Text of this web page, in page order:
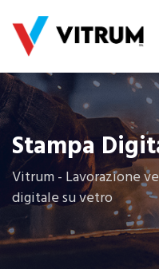
Stampa
Vitrum - Lavorazione
digitale su vetro